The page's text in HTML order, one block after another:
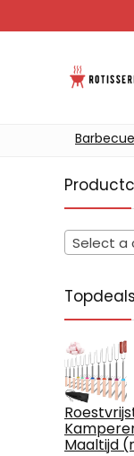
Barbecue
Select a
Maaltijd